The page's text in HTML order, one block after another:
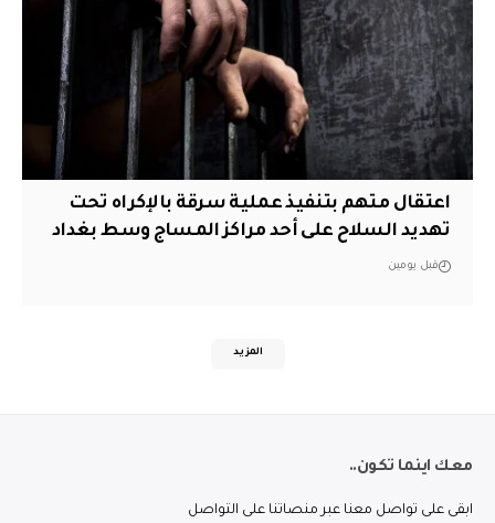
اعتقال متهم بتنفيذ عملية سرقة بالإكراه تحت
تهديد السلاح على أحد مراكز المساج وسط بغداد
قبل يومين
المزيد
معك اينما تكون..
ابقى على تواصل معنا عبر منصاتنا على التواصل